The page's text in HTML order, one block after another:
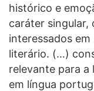
histórico e
caráter singular,
interessados
literário. (…)
relevante para
em língua